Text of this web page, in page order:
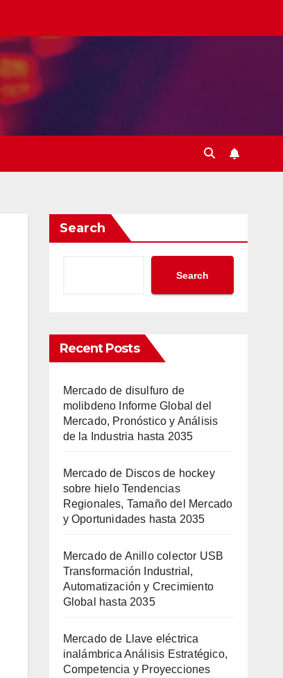
Search
Search
Recent Posts
Mercado de disulfuro de
molibdeno Informe Global del
Mercado, Pronóstico y Análisis
de la Industria hasta 2035
Mercado de Discos de hockey
sobre hielo Tendencias
Regionales, Tamaño del Mercado
y Oportunidades hasta 2035
Mercado de Anillo colector USB
Transformación Industrial,
Automatización y Crecimiento
Global hasta 2035
Mercado de Llave eléctrica
inalámbrica Análisis Estratégico,
Competencia y Proyecciones